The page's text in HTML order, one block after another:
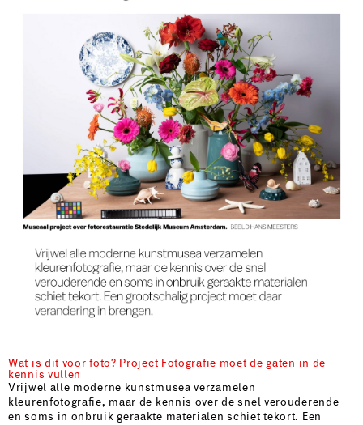
Wat is dit voor foto? Project Fotografie moet de gaten in de
kennis vullen
Vrijwel alle moderne kunstmusea verzamelen
kleurenfotografie, maar de kennis over de snel verouderende
en soms in onbruik geraakte materialen schiet tekort. Een